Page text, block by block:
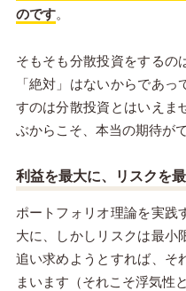
のです。
そもそも分散投資をするの
「絶対」はないからであ
すのは分散投資とはいえま
ぶからこそ、本当の期待が
利益を最大に、リスクを
ポートフォリオ理論を実践
大に、しかしリスクは最小
追い求めようとすれば、そ
まいます（それこそ浮気性